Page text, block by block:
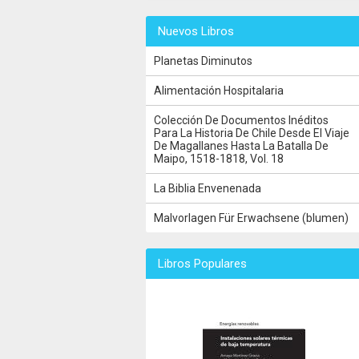
Nuevos Libros
Planetas Diminutos
Alimentación Hospitalaria
Colección De Documentos Inéditos
Para La Historia De Chile Desde El Viaje
De Magallanes Hasta La Batalla De
Maipo, 1518-1818, Vol. 18
La Biblia Envenenada
Malvorlagen Für Erwachsene (blumen)
Libros Populares